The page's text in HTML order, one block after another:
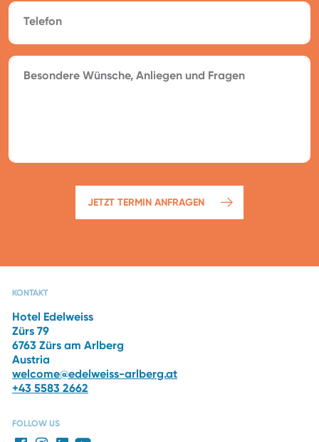
Telefon
Besondere Wünsche, Anliegen und Fragen
JETZT TERMIN ANFRAGEN
KONTAKT
Hotel Edelweiss
Zürs 79
6763 Zürs am Arlberg
Austria
welcome@edelweiss-arlberg.at
+43 5583 2662
FOLLOW US